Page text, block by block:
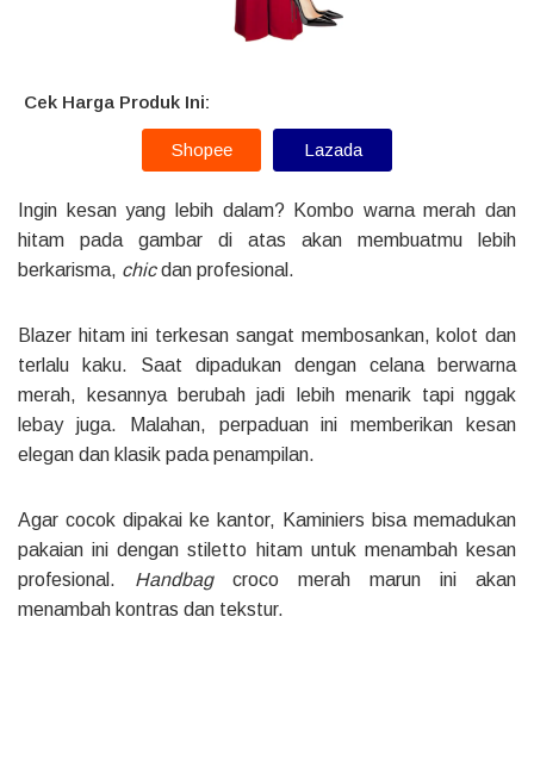
Cek Harga Produk Ini:
Shopee Lazada
Ingin kesan yang lebih dalam? Kombo warna merah dan
hitam pada gambar di atas akan membuatmu lebih
berkarisma, chicdan profesional.
Blazer hitam ini terkesan sangat membosankan, kolot dan
terlalu kaku. Saat dipadukan dengan celana berwarna
merah, kesannya berubah jadi lebih menarik tapi nggak
lebay juga. Malahan, perpaduan ini memberikan kesan
elegan dan klasik pada penampilan.
Agar cocok dipakai ke kantor, Kaminiers bisa memadukan
pakaian ini dengan stiletto hitam untuk menambah kesan
profesional. Handbag croco merah marun ini akan
menambah kontras dan tekstur.